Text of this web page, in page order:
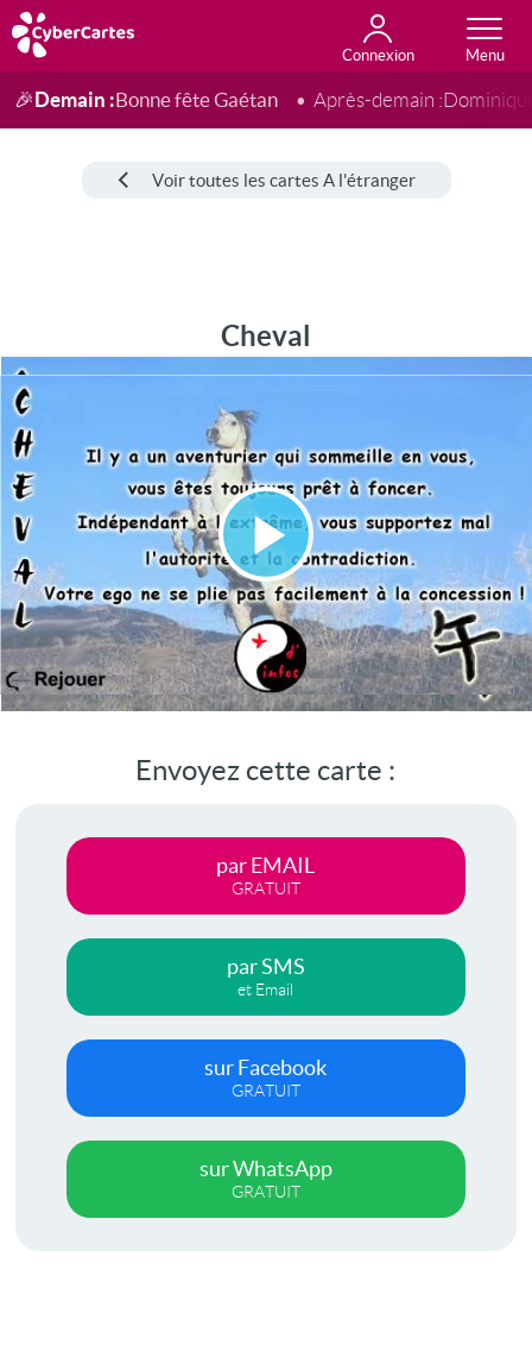
Connexion
Anniversaire
Fête du jour
Amour
Amitié
Merci
Toutes les cartes
🎉Demain :Bonne fête Gaétan Après-demain :
Voir toutes les cartes A l'étranger
Cheval
Lire
la
vidéo
Envoyez cette carte :
par EMAIL
GRATUIT
par SMS
et Email
sur Facebook
GRATUIT
sur WhatsApp
GRATUIT